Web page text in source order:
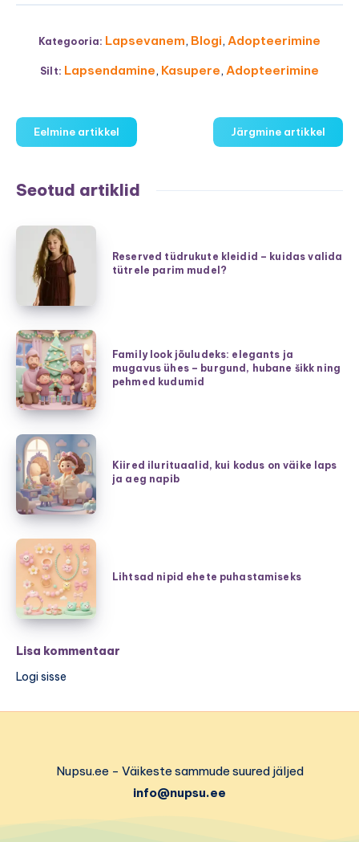
Kategooria: Lapsevanem, Blogi,Adopteerimine
Silt: Lapsendamine, Kasupere, Adopteerimine
Eelmine artikkel Järgmine artikkel
Seotud artiklid
Reserved
tüdrukute
kleidid
kuidas
valida
tütrele
parim
mudel?
Reserved tüdrukute kleidid – kuidas valida
tütrele parim mudel?
Family
look
jõuludeks:
elegants
mugavus
ühes
burgund,
hubane
šikk
ning
pehmed
kudumid
Family look jõuludeks: elegants ja
mugavus ühes – burgund, hubane šikk ning
pehmed kudumid
Kiired
ilurituaalid,
kui
kodus
on
väike
laps
ja
aeg
napib
Kiired ilurituaalid, kui kodus on väike laps
ja aeg napib
Lihtsad
nipid
ehete
puhastamiseks
Lihtsad nipid ehete puhastamiseks
Lisa kommentaar
Logi sisse
Nupsu.ee - Väikeste sammude suured jäljed
info@nupsu.ee